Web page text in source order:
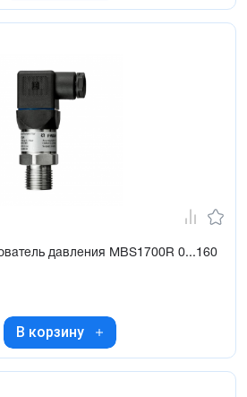
давления MBS1700R 0...160
В корзину